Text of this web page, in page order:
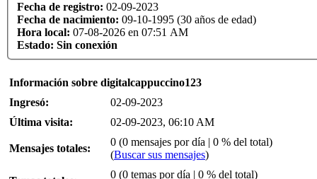
Fecha de registro: 02-09-2023
Fecha de nacimiento: 09-10-1995 (30 años de edad)
Hora local: 07-08-2026 en 07:51 AM
Estado: Sin conexión
Información sobre digitalcappuccino123
Ingresó:
02-09-2023
Última visita:
02-09-2023, 06:10 AM
Mensajes totales:
0 (0 mensajes por día | 0 % del total)
(Buscar sus mensajes)
0 (0 temas por día | 0 % del total)